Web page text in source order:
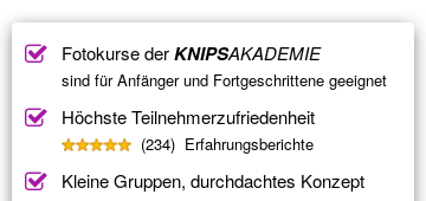
Fotokurse derKNIPSAKADEMIE
sind für Anfänger und Fortgeschrittene geeignet
Höchste Teilnehmerzufriedenheit
(234) Erfahrungsberichte
Kleine Gruppen, durchdachtes Konzept